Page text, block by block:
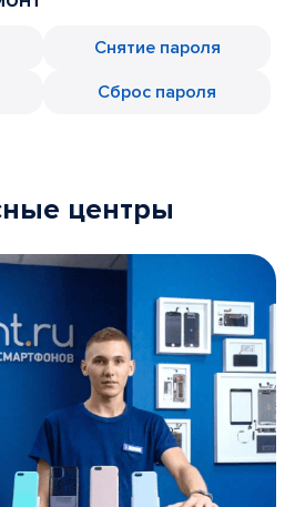
Снятие пароля
Сброс пароля
центры